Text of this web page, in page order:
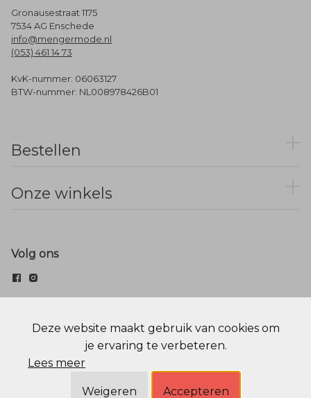
Gronausestraat 1175
7534 AG Enschede
info@mengermode.nl
(053) 461 14 73
KvK-nummer: 06063127
BTW-nummer: NL008978426B01
Bestellen
Onze winkels
Volg ons
© Menger Mode
Cookie statement Privacy Policy
Deze website maakt gebruik van cookies om
je ervaring te verbeteren.
Lees meer
Weigeren Accepteren